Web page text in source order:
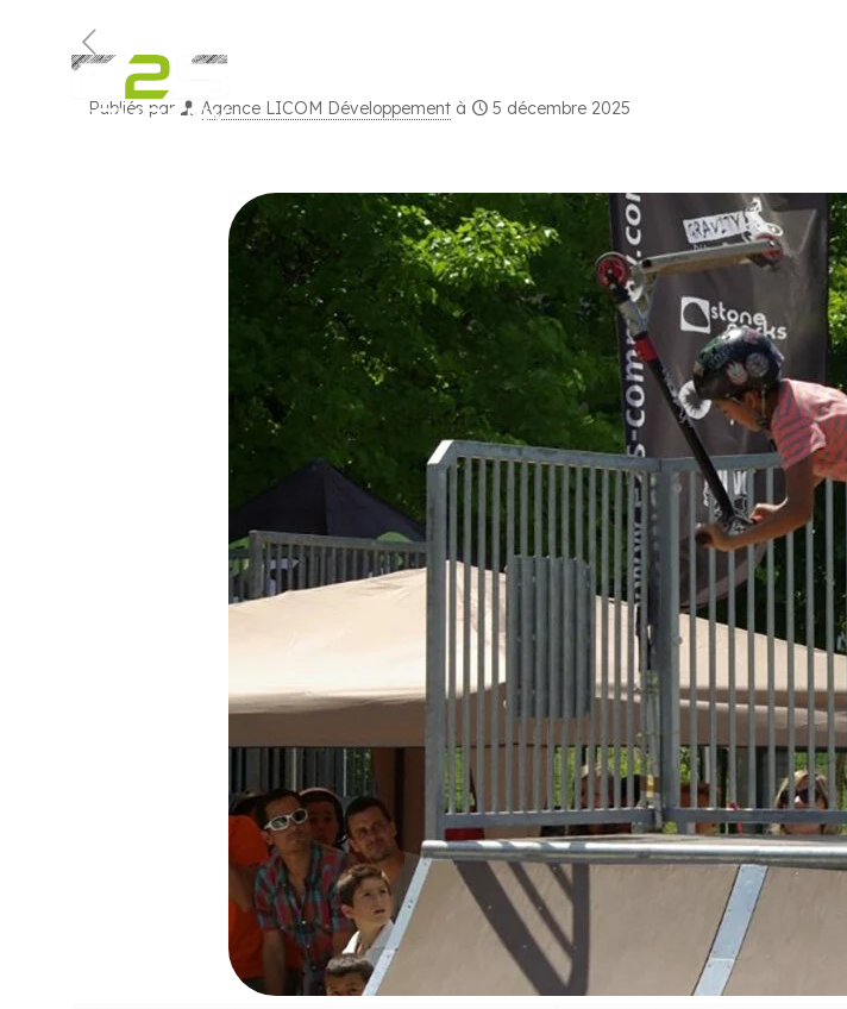
Publiés par Agence LICOM Développement à 5 décembre 2025